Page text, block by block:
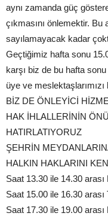
aynı zamanda güç
çıkmasını önlemektir. Bu
sayılamayacak kadar
Geçtiğimiz hafta sonu
karşı biz de bu hafta
üye ve
BİZ DE ÖNLEYİCİ
HAK İHLALLERİNİN
HATIRLATIYORUZ
ŞEHRİN
HALKIN HAKLARINI
Saat 13.30 ile 14.30
Saat 15.00 ile 16.30
Saat 17.30 ile 19.00 arası